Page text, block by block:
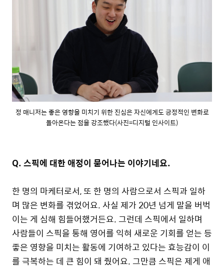
정 매니저는 좋은 영향을 미치기 위한 진심은 자신에게도 긍정적인 변화로
돌아온다는 점을 강조했다(사진=디지털 인사이트)
Q. 스픽에 대한 애정이 묻어나는 이야기네요.
한 명의 마케터로서, 또 한 명의 사람으로서 스픽과 일하
며 많은 변화를 겪었어요. 사실 제가 20년 넘게 말을 버벅
이는 게 심해 힘들어했거든요. 그런데 스픽에서 일하며
사람들이 스픽을 통해 영어를 익혀 새로운 기회를 얻는 등
좋은 영향을 미치는 활동에 기여하고 있다는 효능감이 이
를 극복하는 데 큰 힘이 돼 줬어요. 그만큼 스픽은 제게 애